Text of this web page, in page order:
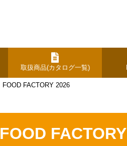
取扱商品(カタログ一覧)
FOOD FACTORY 2026
FOOD